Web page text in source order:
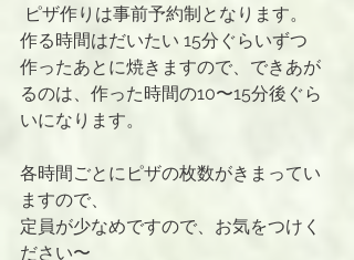
ピザ作りは事前予約制となります。
作る時間はだいたい 15分ぐらいずつ
作ったあとに焼きますので、できあが
るのは、作った時間の10〜15分後ぐら
いになります。
各時間ごとにピザの枚数がきまってい
ますので、
定員が少なめですので、お気をつけく
ださい〜